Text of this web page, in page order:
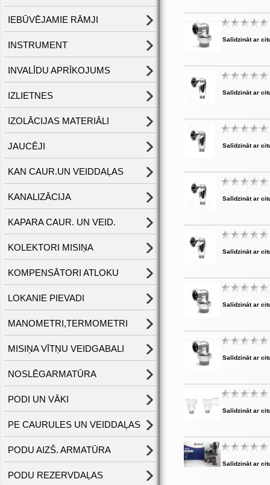
IEBŪVĒJAMIE RĀMJI
INSTRUMENT
INVALĪDU APRĪKOJUMS
IZLIETNES
IZOLĀCIJAS MATERIĀLI
JAUCĒJI
KAN CAUR.UN VEIDDAĻAS
KANALIZĀCIJA
KAPARA CAUR. UN VEID.
KOLEKTORI MISIŅA
KOMPENSĀTORI ATLOKU
LOKANIE PIEVADI
MANOMETRI,TERMOMETRI
MISIŅA VĪTŅU VEIDGABALI
NOSLĒGARMATŪRA
PODI UN VĀKI
PE CAURULES UN VEIDDAĻAS
PODU AIZŠ. ARMATŪRA
PODU REZERVDAĻAS
Salīdzināt ar
Salīdzināt ar
Salīdzināt ar
Salīdzināt ar
Salīdzināt ar
Salīdzināt ar
Salīdzināt ar
Salīdzināt ar
Salīdzināt ar